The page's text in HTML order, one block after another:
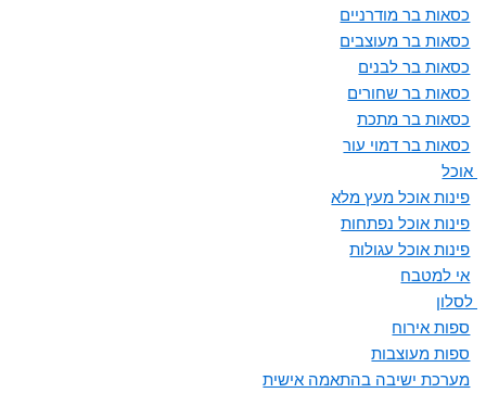
כסאות בר מודרניים
כסאות בר מעוצבים
כסאות בר לבנים
כסאות בר שחורים
כסאות בר מתכת
כסאות בר דמוי עור
אוכל
פינות אוכל מעץ מלא
פינות אוכל נפתחות
פינות אוכל עגולות
אי למטבח
לסלון
ספות אירוח
ספות מעוצבות
מערכת ישיבה בהתאמה אישית